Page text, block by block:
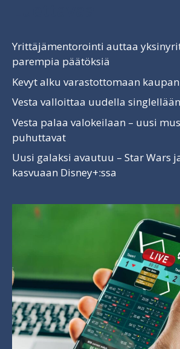
Yrittäjämentorointi auttaa
parempia päätöksiä
Kevyt alku varastottomaan
Vesta valloittaa uudella singlellään
Vesta palaa valokeilaan – uusi
puhuttavat
Uusi galaksi avautuu – Star Wars
kasvuaan Disney+:ssa